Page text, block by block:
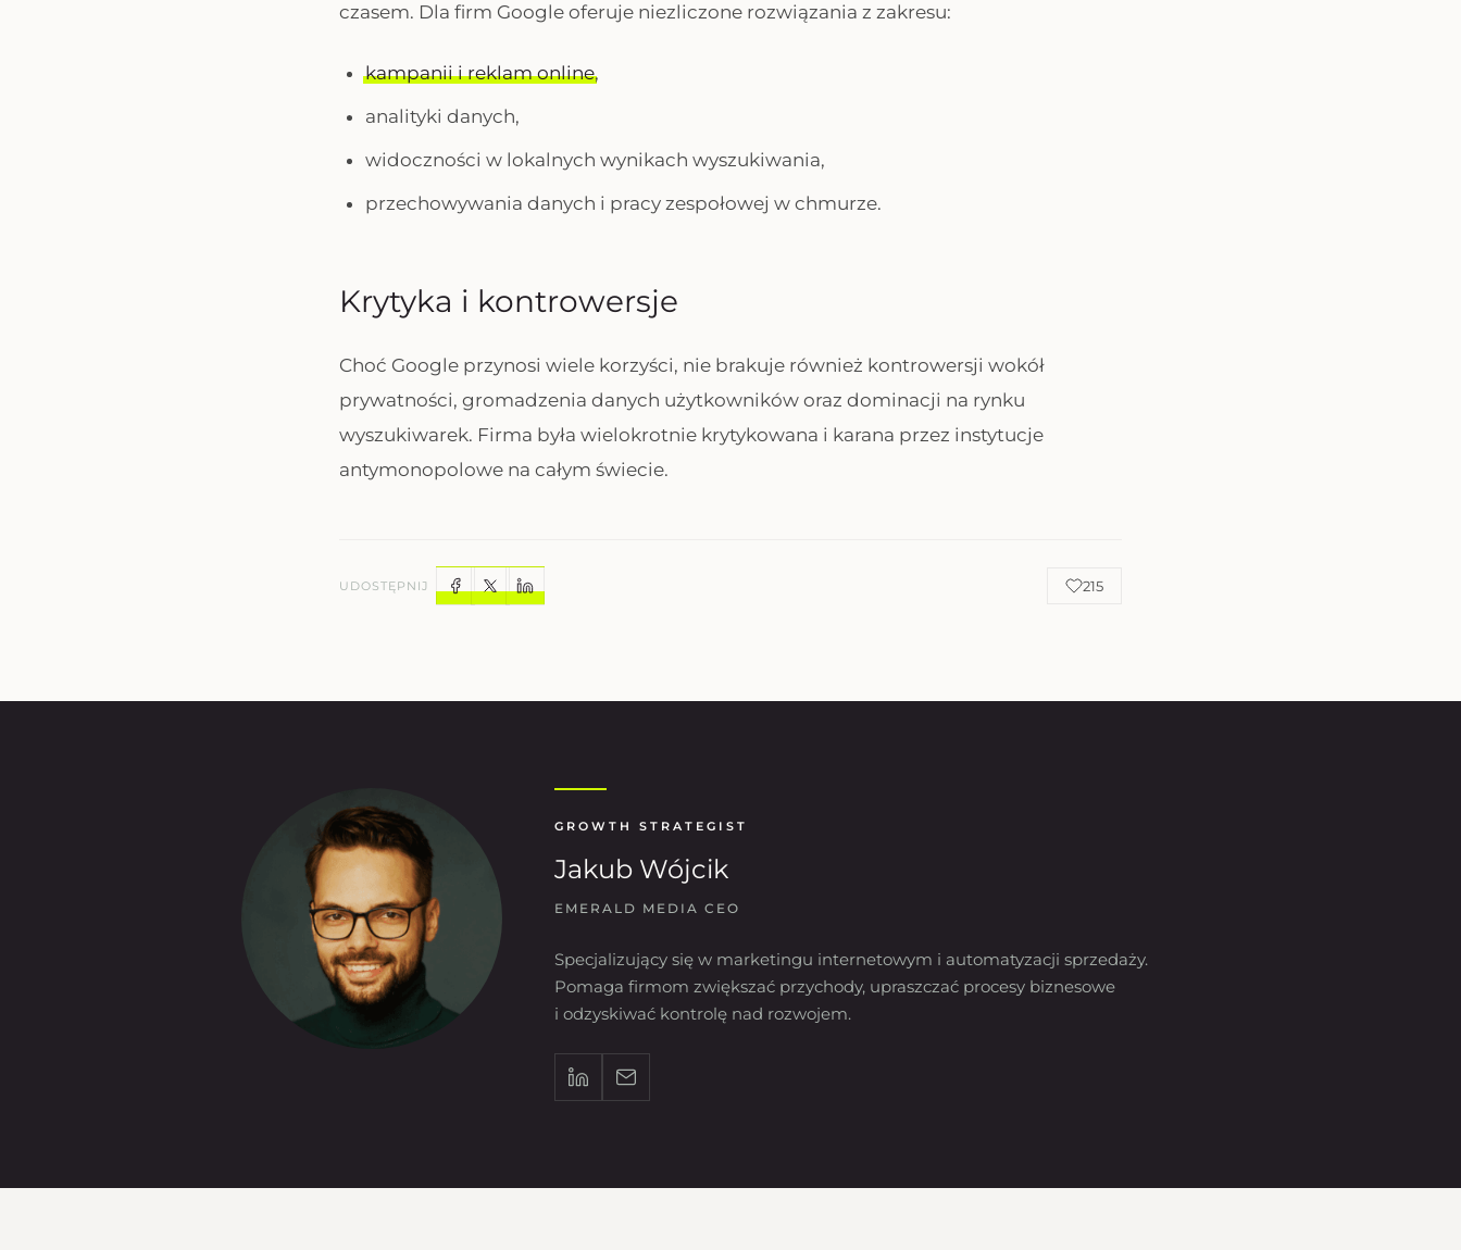
czasem. Dla firm Google oferuje niezliczone rozwiązania z zakresu:
kampanii i reklam online,
analityki danych,
widoczności w lokalnych wynikach wyszukiwania,
przechowywania danych i pracy zespołowej w chmurze.
Krytyka i kontrowersje
Choć Google przynosi wiele korzyści, nie brakuje również kontrowersji wokół
prywatności, gromadzenia danych użytkowników oraz dominacji na rynku
wyszukiwarek. Firma była wielokrotnie krytykowana i karana przez instytucje
antymonopolowe na całym świecie.
UDOSTĘPNIJ 215
GROWTH STRATEGIST
Jakub Wójcik
EMERALD MEDIA CEO
Specjalizujący się w marketingu internetowym i automatyzacji sprzedaży.
Pomaga firmom zwiększać przychody, upraszczać procesy biznesowe
i odzyskiwać kontrolę nad rozwojem.